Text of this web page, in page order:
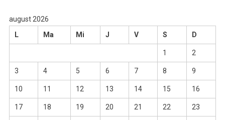
august 2026
L
Ma Mi J V S D
1 2
3 4 5 6 7 8 9
10 11 12 13 14 15 16
17 18 19 20 21 22 23